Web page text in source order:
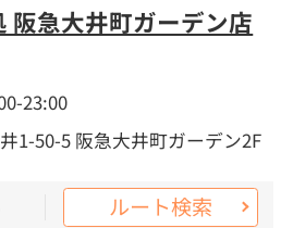
阪急大井町ガーデン店
23:00
1-50-5 阪急大井町ガーデン2F
ルート検索